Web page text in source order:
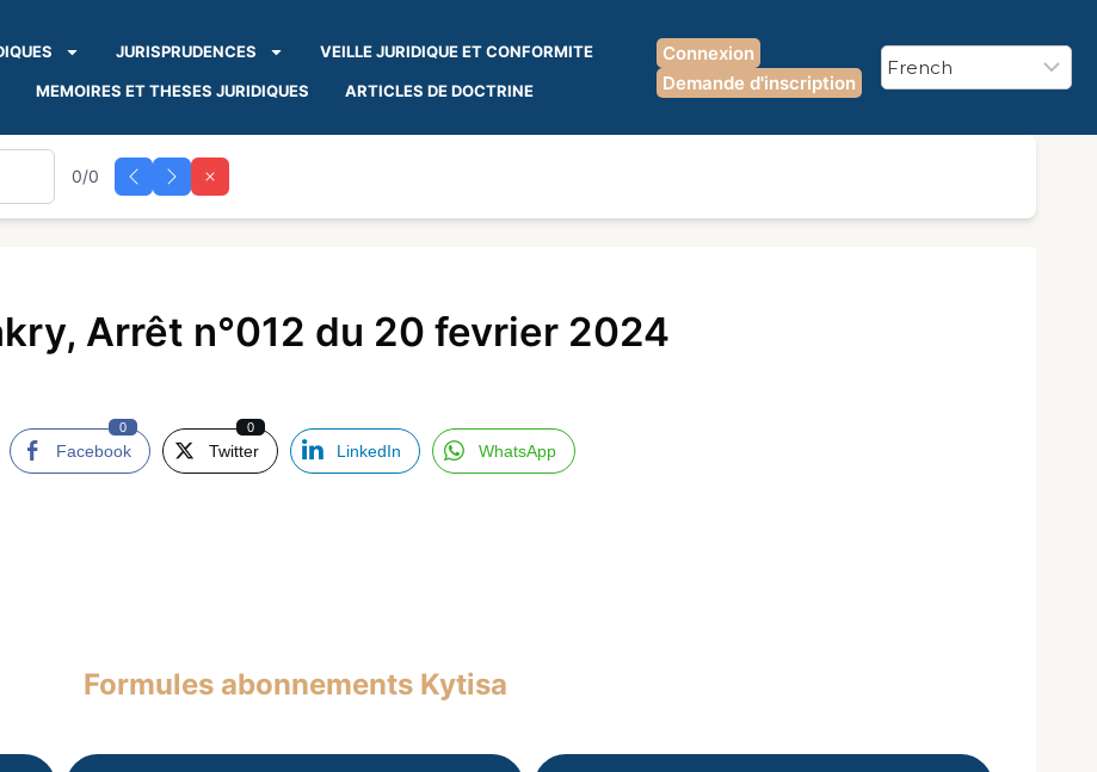
JURISPRUDENCES VEILLE JURIDIQUE ET CONFORMITE
MEMOIRES ET THESES JURIDIQUES ARTICLES DE DOCTRINE
Connexion
Demande d'inscription
0/0
Arrêt n°012 du 20 fevrier 2024
Facebook
0
Twitter
0
LinkedIn WhatsApp
Formules abonnements Kytisa